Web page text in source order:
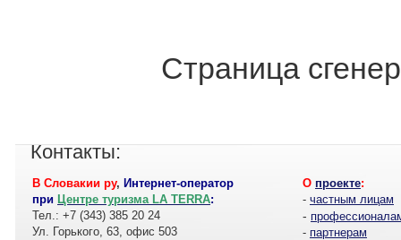
Страница
Контакты:
В Словакии ру, Интернет-оператор
при Центре туризма LA TERRA:
Тел.: +7 (343) 385 20 24
Ул. Горького, 63, офис 503
О проекте:
- частным лицам
-
- партнерам